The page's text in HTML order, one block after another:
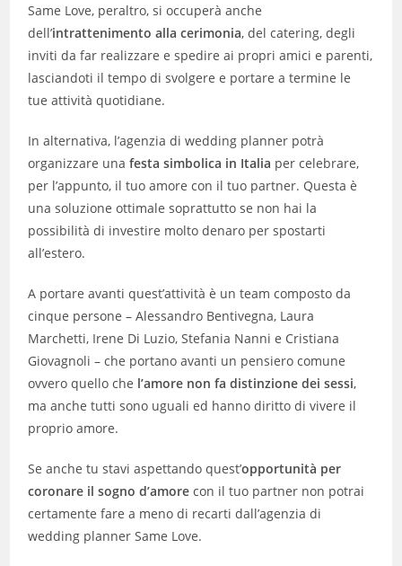
Same Love, peraltro, si occuperà anche
dell’intrattenimento alla cerimonia, del catering, degli
inviti da far realizzare e spedire ai propri amici e parenti,
lasciandoti il tempo di svolgere e portare a termine le
tue attività quotidiane.
In alternativa, l’agenzia di wedding planner potrà
organizzare unafesta simbolica in Italia per celebrare,
per l’appunto, il tuo amore con il tuo partner. Questa è
una soluzione ottimale soprattutto se non hai la
possibilità di investire molto denaro per spostarti
all’estero.
A portare avanti quest’attività è un team composto da
cinque persone – Alessandro Bentivegna, Laura
Marchetti, Irene Di Luzio, Stefania Nanni e Cristiana
Giovagnoli – che portano avanti un pensiero comune
ovvero quello che l’amore non fa distinzione dei sessi,
ma anche tutti sono uguali ed hanno diritto di vivere il
proprio amore.
Se anche tu stavi aspettando quest’opportunità per
coronare il sogno d’amore con il tuo partner non potrai
certamente fare a meno di recarti dall’agenzia di
wedding planner Same Love.